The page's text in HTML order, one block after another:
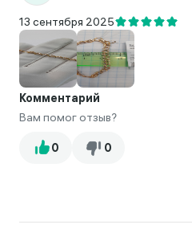
13 сентября 2025
Комментарий
Вам помог отзыв?